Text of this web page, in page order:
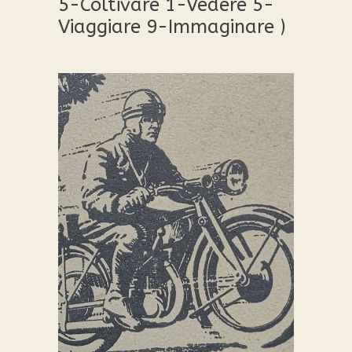
5-Coltivare 1-Vedere 5-
Viaggiare 9-Immaginare )